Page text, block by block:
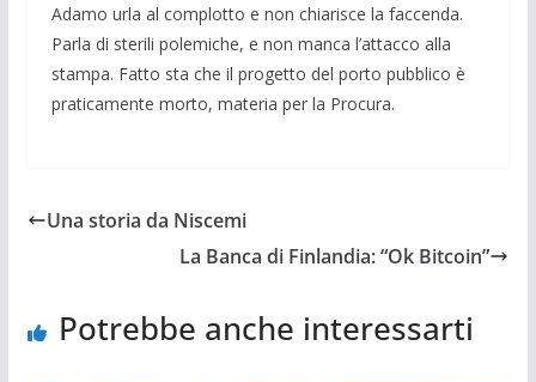
Adamo urla al complotto e non chiarisce la faccenda.
Parla di sterili pole­miche, e non manca l’attacco alla
stampa. Fatto sta che il progetto del porto pubbli­co è
praticamente morto, materia per la Pro­cura.
Una storia da Niscemi
La Banca di Finlandia: “Ok Bitcoin”
Potrebbe anche interessarti